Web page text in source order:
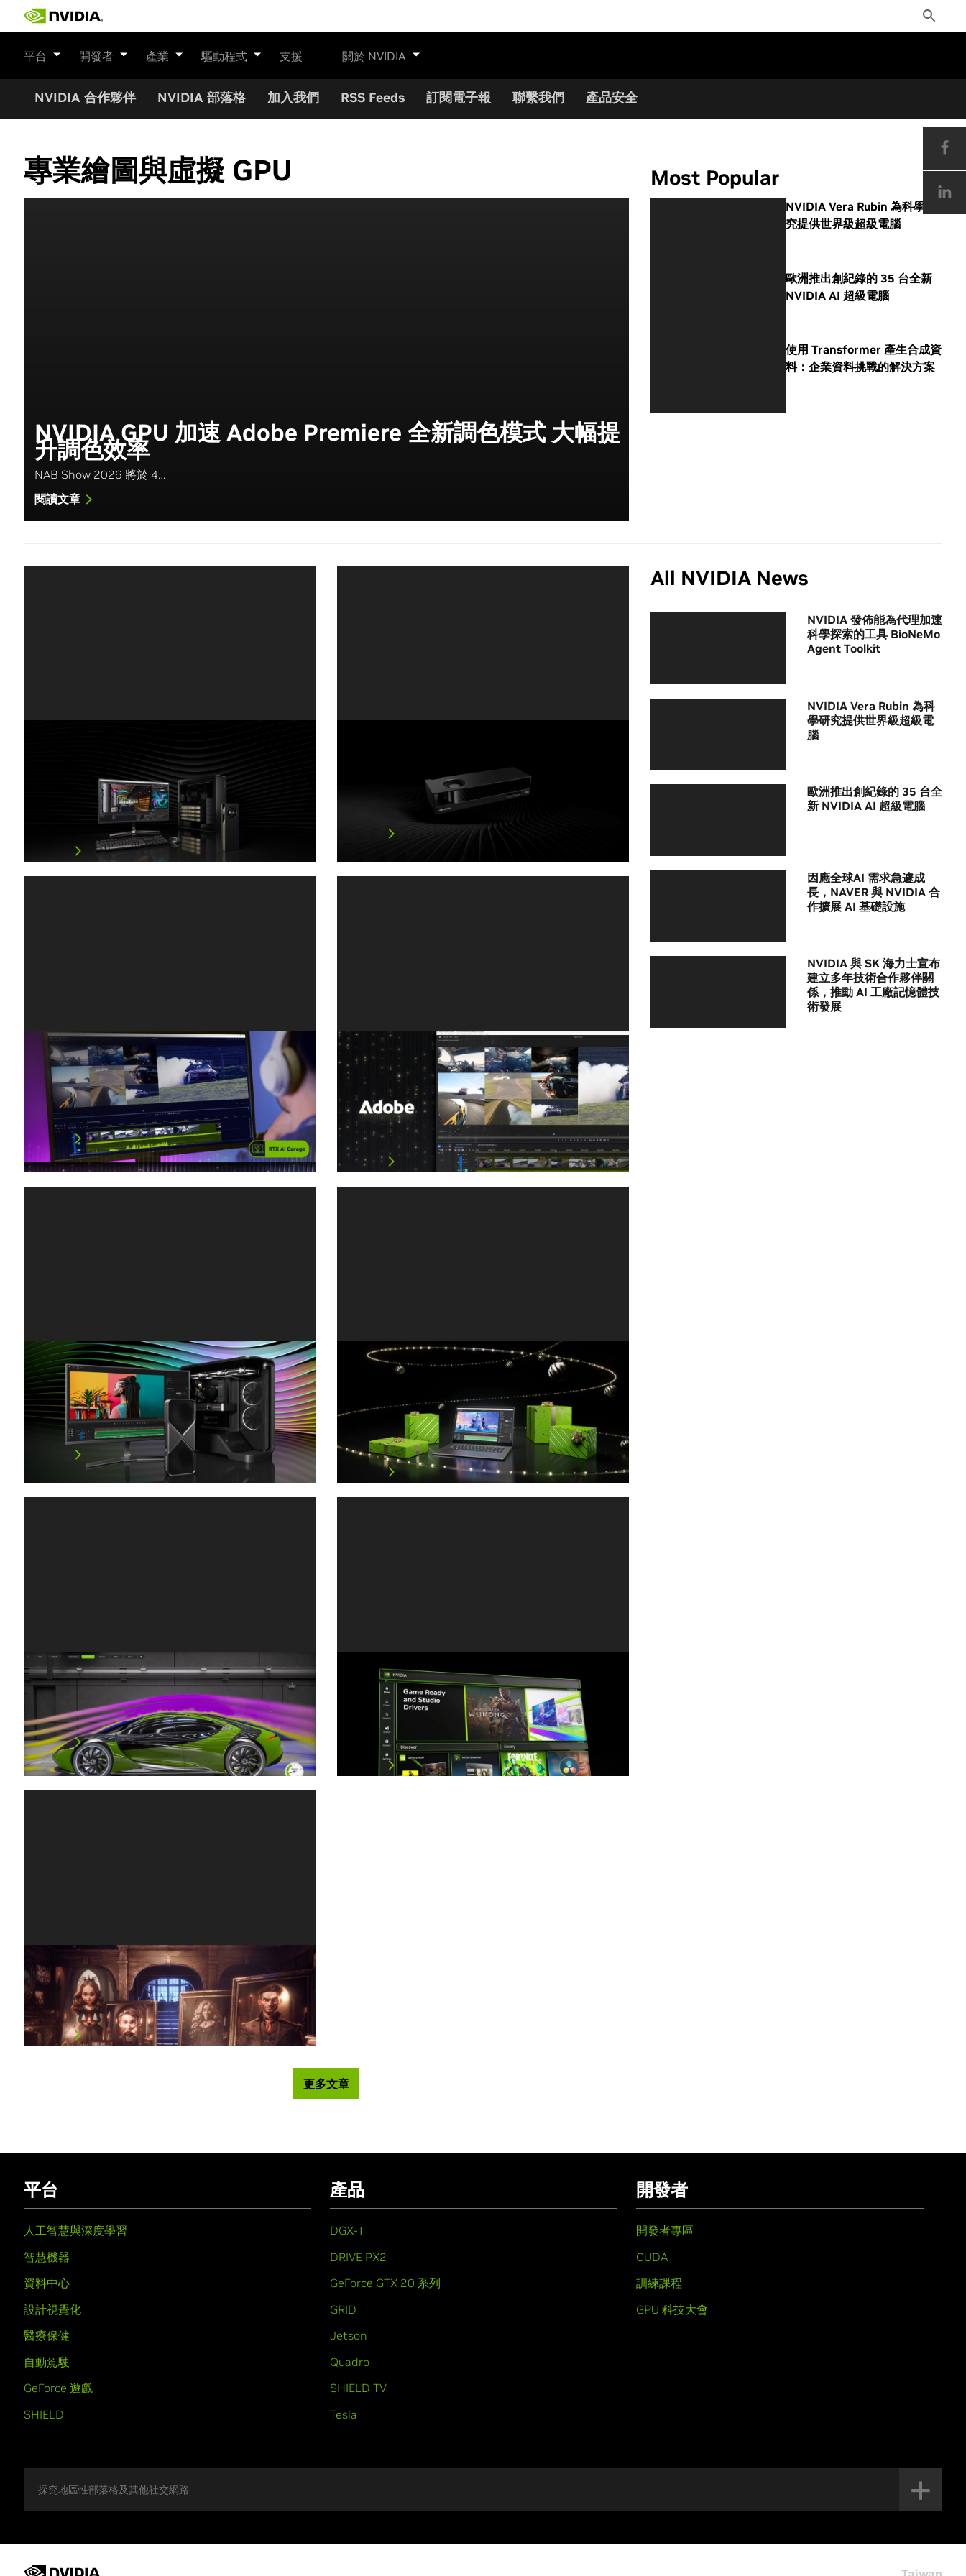
Toggle
Search
平台 開發者 產業 驅動程式 支援 關於 NVIDIA
NVIDIA 合作夥伴 NVIDIA 部落格 加入我們 RSS Feeds 訂閱電子報 聯繫我們 產品安全
專業繪圖與虛擬 GPU Most Popular
NVIDIA GPU 加速 Adobe Premiere 全新調色模式 大幅提
升調色效率
NAB Show 2026 將於 4…
閱讀文章
NVIDIA Vera Rubin 為科學研
究提供世界級超級電腦
歐洲推出創紀錄的 35 台全新
NVIDIA AI 超級電腦
使用 Transformer 產生合成資
料：企業資料挑戰的解決方案
Blackwell GPU 正式上市， 為桌上型
電腦代理型 AI 擴大記憶體選項
為開發者、工程師與設計師所打造的桌上型電腦頂尖人工
Blackwell 架構為精巧工作站驅動 AI
NVIDIA RTX PRO 4000 Blackwell …
NVIDIA RTX Blackwell GPU 加快專業
級影片編輯速度
與大多數標準攝影機相比，4:2:2 攝影機能捕捉兩倍的色
彩資…
閱讀文章
NVIDIA GeForce RTX 50 系列加速
Adobe Premiere Pro 與 Media
Encoder 的 4:2:2 色彩取樣技術
影片剪輯工作流程變得更加多彩。 Adobe 最近宣布了
Ad…
閱讀文章
燈光、攝影機、開拍：全新 NVIDIA
Broadcast AI功能現已使用 GeForce
RTX 50 系列 GPU 串流
最新推出的 GeForce RTX 5090 與 RTX 5…
專為AI時代而打造的 NVIDIA RTX AI
電腦，無論是內容創作、遊戲、娛樂
或其他功能，都能實現更強大的效能
編者按：本文為「解碼 AI」系列文章，以深入淺出的方式
解密 …
NVIDIA 與業界軟體領導者宣布
Omniverse 即時物理數位孿生
NVIDIA 今日宣布推出 NVIDIA Omniverse…
閱讀文章
GPU 不可或缺的好夥伴：NVIDIA
App 透過採用AI技術的工具與功能使
RTX GPU 的效能更上一層樓
於今日正式發布的 NVIDIA App 對於使用 GeFor…
RTX 與 AI 聯手打造的「怪物聖所
(Haunted Sanctuary)」驚悚登場
NVIDIA 的創作者、技術行銷兼工作流程專家 Sabour…
閱讀文章
更多文章
All NVIDIA News
NVIDIA 發佈能為代理加速
科學探索的工具 BioNeMo
Agent Toolkit
NVIDIA Vera Rubin 為科
學研究提供世界級超級電
腦
歐洲推出創紀錄的 35 台全
新 NVIDIA AI 超級電腦
因應全球AI 需求急遽成
長，NAVER 與 NVIDIA 合
作擴展 AI 基礎設施
NVIDIA 與 SK 海力士宣布
建立多年技術合作夥伴關
係，推動 AI 工廠記憶體技
術發展
平台
人工智慧與深度學習
智慧機器
資料中心
設計視覺化
醫療保健
自動駕駛
GeForce 遊戲
SHIELD
產品
DGX-1
DRIVE PX2
GeForce GTX 20 系列
GRID
Jetson
Quadro
SHIELD TV
Tesla
開發者
開發者專區
CUDA
訓練課程
GPU 科技大會
探究地區性部落格及其他社交網路